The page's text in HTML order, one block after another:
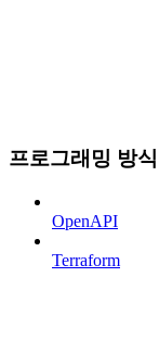
프로그래밍 방
OpenAPI
Terraform